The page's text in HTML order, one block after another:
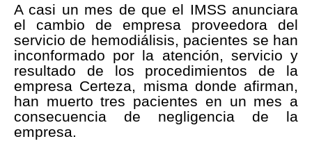
A casi un mes de que el IMSS anunciara
el cambio de empresa proveedora del
servicio de hemodiálisis, pacientes se han
inconformado por la atención, servicio y
resultado de los procedimientos de la
empresa Certeza, misma donde afirman,
han muerto tres pacientes en un mes a
consecuencia de negligencia de la
empresa.